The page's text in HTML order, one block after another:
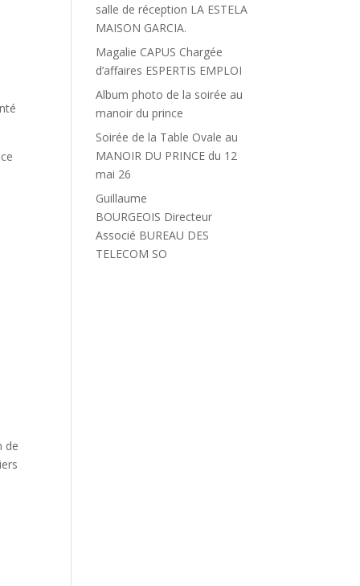
de
salle de réception LA ESTELA
MAISON GARCIA.
Magalie CAPUS Chargée
d’affaires ESPERTIS EMPLOI
Album photo de la soirée au
manoir du prince
Soirée de la Table Ovale au
MANOIR DU PRINCE du 12
mai 26
Guillaume
BOURGEOIS Directeur
Associé BUREAU DES
TELECOM SO